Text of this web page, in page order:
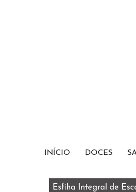
INÍCIO DOCES
Esfiha Integral de